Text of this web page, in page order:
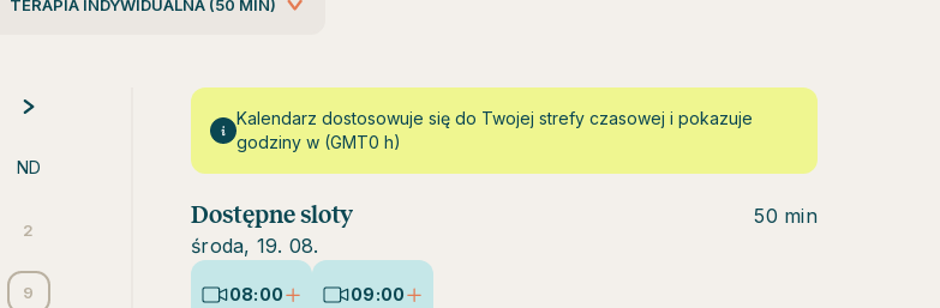
TERAPIA INDYWIDUALNA (50 MIN)
ND
2
9
Kalendarz dostosowuje się do Twojej strefy czasowej i pokazuje
godziny w (GMT0 h)
Dostępne sloty
środa, 19. 08.
50 min
08:00 09:00